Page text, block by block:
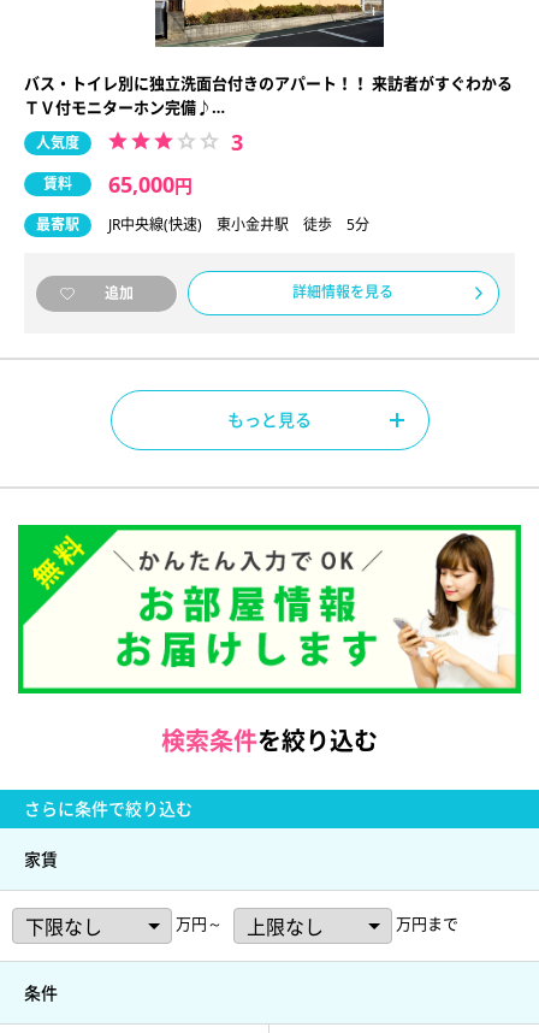
バス・トイレ別に独立洗面台付きのアパート！！ 来訪者がすぐわかる
ＴＶ付モニターホン完備♪…
人気度 3
賃料 65,000円
最寄駅 JR中央線(快速) 東小金井駅 徒歩 5分
追加 詳細情報を見る
もっと見る
検索条件を絞り込む
さらに条件で絞り込む
家賃
万円～ 万円まで
条件